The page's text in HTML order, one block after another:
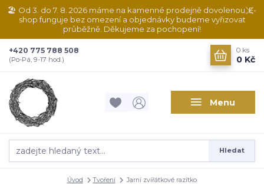
🏖️ Od 3. do 7. 8. 2026 máme na kamenné prodejně dovolenou. E-
shop funguje bez omezení a objednávky budeme vyřizovat
průběžně. Děkujeme za pochopení!
Menu
Hledat
+420 775 788 508
(Po-Pá, 9-17 hod.)
0 ks
0 Kč
Úvod Tvoření Jarní zvířátkové razítko